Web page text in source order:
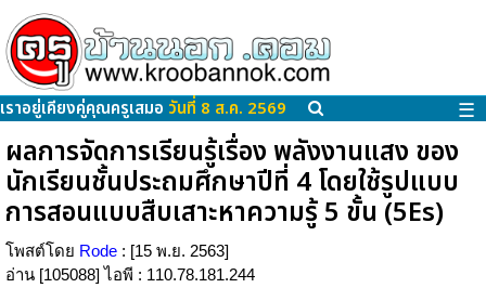
เราอยู่เคียงคู่คุณครูเสมอ วันที่ 8 ส.ค. 2569 ☰
ผลการจัดการเรียนรู้เรื่อง พลังงานแสง ของ
นักเรียนชั้นประถมศึกษาปีที่ 4 โดยใช้รูปแบบ
การสอนแบบสืบเสาะหาความรู้ 5 ขั้น (5Es)
โพสต์โดย Rode : [15 พ.ย. 2563]
อ่าน [105088] ไอพี : 110.78.181.244